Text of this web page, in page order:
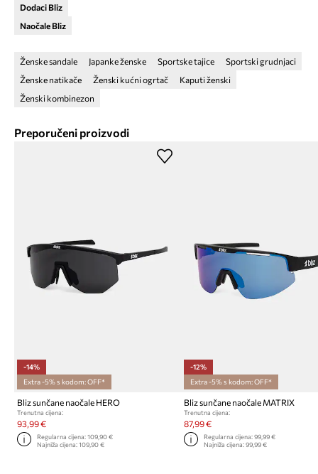
Dodaci Bliz
Naočale Bliz
Ženske sandale Japanke ženske Sportske tajice
Sportski grudnjaci
Ženske natikače
Ženski kućni ogrtač
Kaputi ženski
Ženski kombinezon
Preporučeni proizvodi
-14%
Extra -5% s kodom: OFF*
Bliz sunčane naočale HERO
Trenutna cijena:
93,99 €
Regularna cijena:109,90 €
Najniža cijena:109,90 €
-12%
Extra -5% s kodom: OFF*
Bliz sunčane naočale MATRIX
Trenutna cijena:
87,99 €
Regularna cijena: 99,99 €
Najniža cijena: 99,99 €